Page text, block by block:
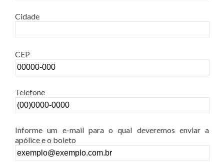
Cidade
CEP
Telefone
Informe um e-mail para o qual deveremos enviar a
apólice e o boleto